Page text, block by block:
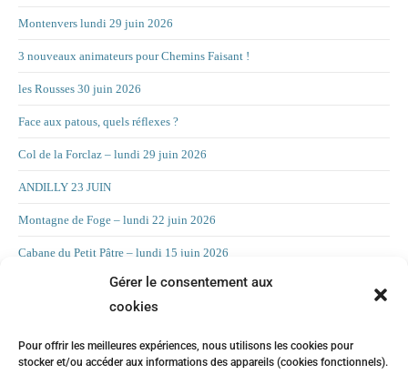
Gérer le consentement aux
cookies
Pour offrir les meilleures expériences, nous utilisons les cookies pour
stocker et/ou accéder aux informations des appareils (cookies fonctionnels).
Montenvers lundi 29 juin 2026
3 nouveaux animateurs pour Chemins Faisant !
les Rousses 30 juin 2026
Face aux patous, quels réflexes ?
Col de la Forclaz – lundi 29 juin 2026
ANDILLY 23 JUIN
Montagne de Foge – lundi 22 juin 2026
Cabane du Petit Pâtre – lundi 15 juin 2026
La Croix d’Allant – lundi 8 juin 2026
LA CHAMBOTTE